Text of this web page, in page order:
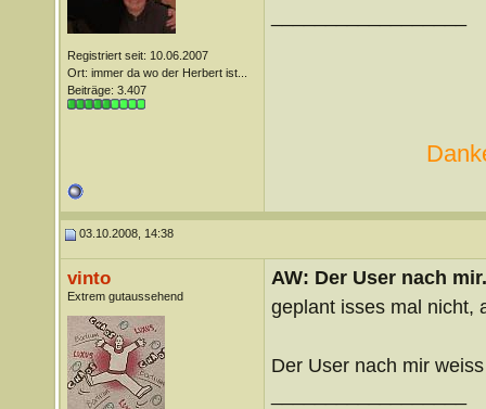
Registriert seit: 10.06.2007
Ort: immer da wo der Herbert ist...
Beiträge: 3.407
03.10.2008, 14:38
vinto
Extrem gutaussehend
AW: Der User nach
geplant isses mal nicht,
Der User nach mir